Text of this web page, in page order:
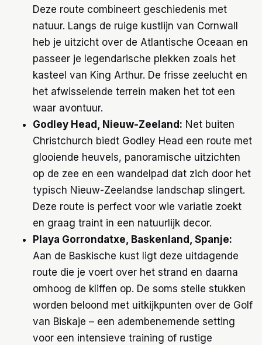
Deze route combineert geschiedenis met
natuur. Langs de ruige kustlijn van Cornwall
heb je uitzicht over de Atlantische Oceaan en
passeer je legendarische plekken zoals het
kasteel van King Arthur. De frisse zeelucht en
het afwisselende terrein maken het tot een
waar avontuur.
Godley Head, Nieuw-Zeeland: Net buiten
Christchurch biedt Godley Head een route met
glooiende heuvels, panoramische uitzichten
op de zee en een wandelpad dat zich door het
typisch Nieuw-Zeelandse landschap slingert.
Deze route is perfect voor wie variatie zoekt
en graag traint in een natuurlijk decor.
Playa Gorrondatxe, Baskenland, Spanje:
Aan de Baskische kust ligt deze uitdagende
route die je voert over het strand en daarna
omhoog de kliffen op. De soms steile stukken
worden beloond met uitkijkpunten over de Golf
van Biskaje – een adembenemende setting
voor een intensieve training of rustige